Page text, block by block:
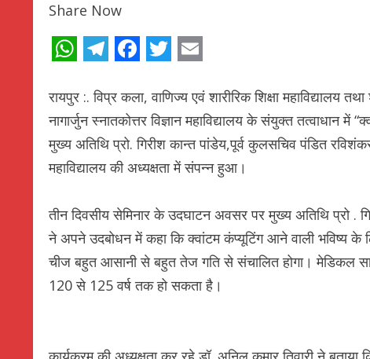
Share Now
रायपुर :. विप्र कला, वाणिज्य एवं शारीरिक शिक्षा महाविद्यालय
नागार्जुन स्नातकोत्तर विज्ञान महाविद्यालय के संयुक्त तत्वाधान
मुख्य अतिथि प्रो. गिरीश कान्त पांडेय,पूर्व कुलसचिव पंडित
महाविद्यालय की अध्यक्षता में संपन्न हुआ।
तीन दिवसीय सेमिनार के उदघाटन अवसर पर मुख्य अतिथि प्रो .
ने अपने उदबोधन में कहा कि क्वांटम कंप्यूटिंग आने वाली भविष्य
चीज बहुत आसानी से बहुत तेज गति से संचालित होगा। मेडिकल
120 से 125 वर्ष तक हो सकता है।